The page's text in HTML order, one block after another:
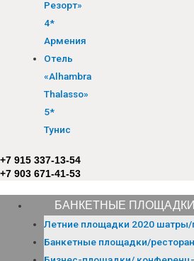
Резорт»
4*
Армения
Отель
«Alhambra
Thalasso»
5*
Тунис
+7 915 337-13-54
+7 903 671-41-53
БАНКЕТНЫЕ ПЛОЩАДКИ
Летние площадки 2020
Банкетные площадки/